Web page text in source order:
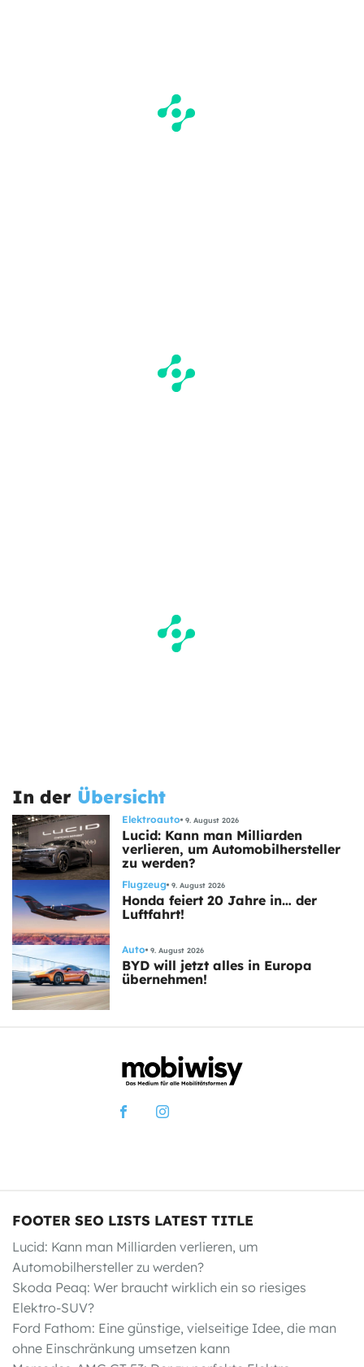
In der Übersicht
Elektroauto 9. August 2026
Lucid: Kann man Milliarden
verlieren, um Automobilhersteller
zu werden?
Flugzeug 9. August 2026
Honda feiert 20 Jahre in… der
Luftfahrt!
Auto 9. August 2026
BYD will jetzt alles in Europa
übernehmen!
FOOTER SEO LISTS LATEST TITLE
Lucid: Kann man Milliarden verlieren, um
Automobilhersteller zu werden?
Skoda Peaq: Wer braucht wirklich ein so riesiges
Elektro-SUV?
Ford Fathom: Eine günstige, vielseitige Idee, die man
ohne Einschränkung umsetzen kann